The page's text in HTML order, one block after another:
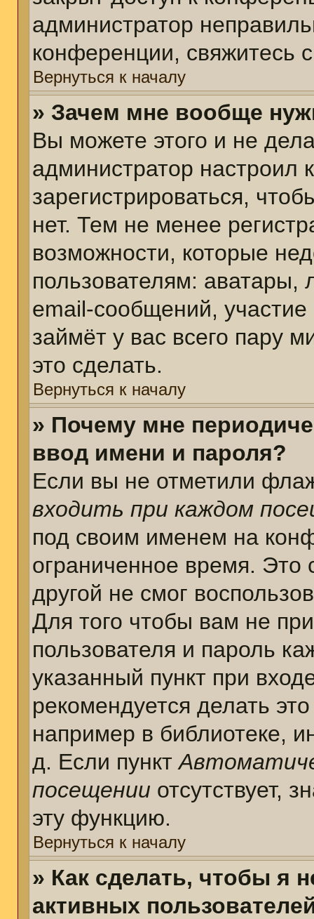
администратор
конференции, свяжитесь
Вернуться к началу
» Зачем мне вообще
Вы можете этого и не
администратор
зарегистрироваться,
нет. Тем не менее
возможности, которые
пользователям: аватары,
email-сообщений, участие
займёт у вас всего пару
это сделать.
Вернуться к началу
» Почему мне
ввод имени и пароля?
Если вы не отметили
входить при каждом
под своим именем на
ограниченное время. Это
другой не смог
Для того чтобы вам не
пользователя и пароль
указанный пункт при
рекомендуется делать
например в библиотеке,
д. Если пункт
посещении отсутствует,
эту функцию.
Вернуться к началу
» Как сделать, чтобы я
активных